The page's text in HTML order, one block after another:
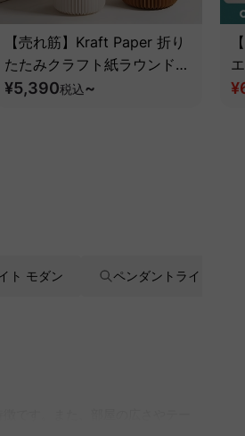
【売れ筋】Kraft Paper 折り
たたみクラフト紙ラウンドス
ツール
¥5,390税込~
ト モダン ペンダントライト ブラ